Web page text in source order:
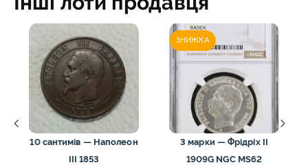
10 сантимів — Наполеон
III 1853
ЗНИЖКА
3 марки — Фрідріх II
1909G NGC MS62